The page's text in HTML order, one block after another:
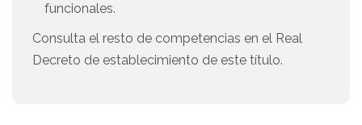
funcionales.
Consulta el resto de competencias en el Real
Decreto de establecimiento de este título.